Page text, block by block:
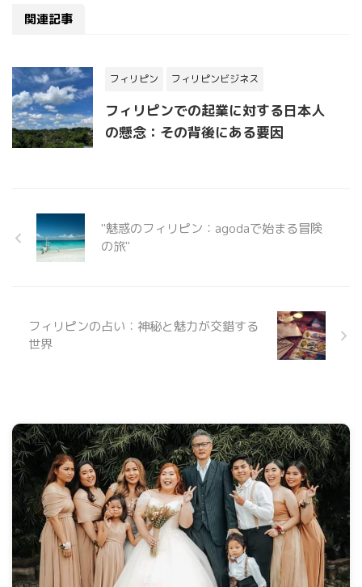
関連記事
フィリピン フィリピンビジネス
フィリピンでの起業に対する日本人
の懸念：その背後にある要因
"魅惑のフィリピン：agodaで始まる冒険
の旅"
フィリピンの占い：神秘と魅力が交錯する
世界